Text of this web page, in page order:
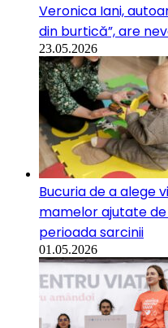
Veronica Iani,
din burtică”, are
23.05.2026
Bucuria de a alege
mamelor ajutate
perioada sarcinii
01.05.2026